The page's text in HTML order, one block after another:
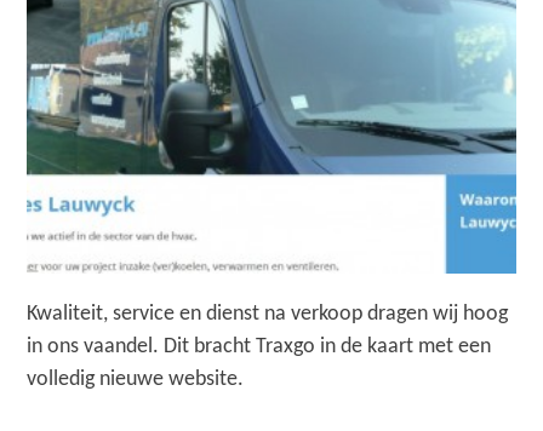
Kwaliteit, service en dienst na verkoop dragen wij hoog
in ons vaandel. Dit bracht Traxgo in de kaart met een
volledig nieuwe website.